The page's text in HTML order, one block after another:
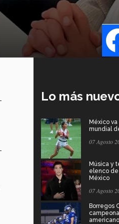
Lo más
México
mundial
07 Agosto
Música y
elenco de
México
07 Agosto
Borregos
americano